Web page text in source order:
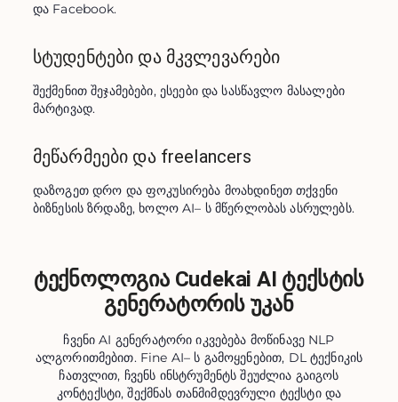
და Facebook.
სტუდენტები და მკვლევარები
შექმენით შეჯამებები, ესეები და სასწავლო მასალები
მარტივად.
მეწარმეები და freelancers
დაზოგეთ დრო და ფოკუსირება მოახდინეთ თქვენი
ბიზნესის ზრდაზე, ხოლო AI– ს მწერლობას ასრულებს.
ტექნოლოგია Cudekai AI ტექსტის
გენერატორის უკან
ჩვენი AI გენერატორი იკვებება მოწინავე NLP
ალგორითმებით. Fine AI– ს გამოყენებით, DL ტექნიკის
ჩათვლით, ჩვენს ინსტრუმენტს შეუძლია გაიგოს
კონტექსტი, შექმნას თანმიმდევრული ტექსტი და